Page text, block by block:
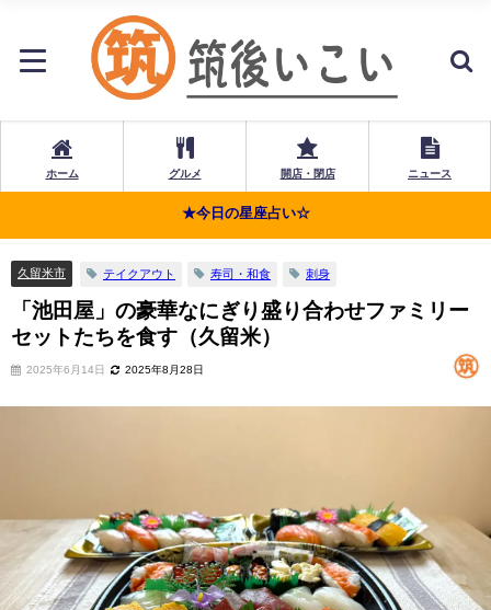
ホーム グルメ 開店・閉店 ニュース
★今日の星座占い☆
久留米市 テイクアウト 寿司・和食 刺身
「池田屋」の豪華なにぎり盛り合わせファミリー
セットたちを食す（久留米）
2025年6月14日 2025年8月28日